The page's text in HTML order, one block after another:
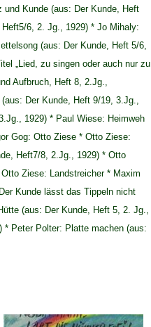
Kunde (aus: Der Kunde, Heft
6, 2. Jg., 1929) * Jo Mihaly:
(aus: Der Kunde, Heft 5/6,
„Lied, zu singen oder auch nur zu
Aufbruch, Heft 8, 2.Jg.,
Der Kunde, Heft 9/19, 3.Jg.,
1929) * Paul Wiese: Heimweh
Gog: Otto Ziese * Otto Ziese:
Heft7/8, 2.Jg., 1929) * Otto
Ziese: Landstreicher * Maxim
Kunde lässt das Tippeln nicht
(aus: Der Kunde, Heft 5, 2. Jg.,
* Peter Polter: Platte machen (aus: